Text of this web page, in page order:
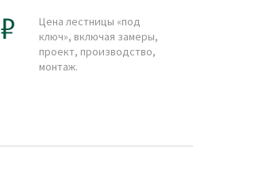
Цена лестницы «под
ключ», включая замеры,
проект, производство,
монтаж.